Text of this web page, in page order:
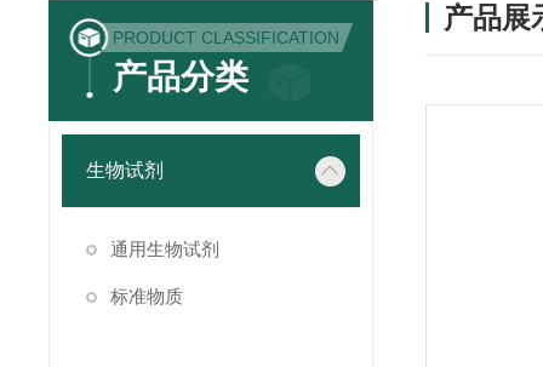
PRODUCT CLASSIFICATION
产品分类
生物试剂
通用生物试剂
标准物质
产品展